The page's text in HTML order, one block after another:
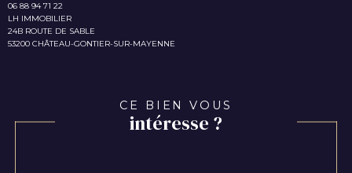
06 88 94 71 22
LH IMMOBILIER
24B ROUTE DE SABLE
53200 CHÂTEAU-GONTIER-SUR-MAYENNE
CE BIEN VOUS
intéresse ?